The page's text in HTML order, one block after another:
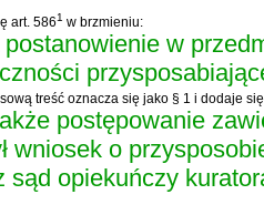
art. 5861 w brzmieniu:
postanowienie w
treść oznacza się jako § 1 i dodaje
postępowanie
wniosek o
sąd opiekuńczy